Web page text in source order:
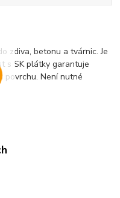
zdiva, betonu a tvárnic. Je
s SK plátky garantuje
povrchu. Není nutné